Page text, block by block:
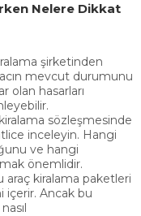
Gaziantep
Havalimanı
Yolu Üzeri -
Oğuzeli
Nelere Dikkat
şirketinden
mevcut durumunu
olan hasarları
sözleşmesinde
inceleyin. Hangi
ve hangi
önemlidir.
araç kiralama paketleri
içerir. Ancak bu